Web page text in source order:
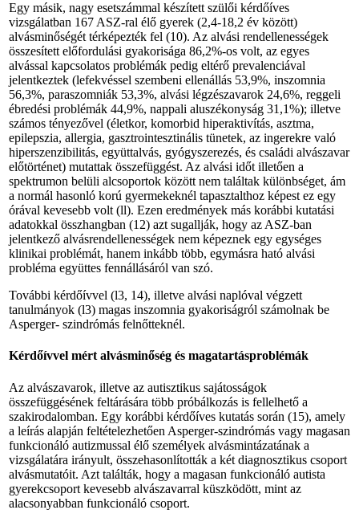
Egy másik, nagy esetszámmal készített szülői kérdőíves
vizsgálatban 167 ASZ-ral élő gyerek (2,4-18,2 év között)
alvásminőségét térképezték fel (10). Az alvási rendellenességek
összesített előfordulási gyakorisága 86,2%-os volt, az egyes
alvással kapcsolatos problémák pedig eltérő prevalenciával
jelentkeztek (lefekvéssel szembeni ellenállás 53,9%, inszomnia
56,3%, paraszomniák 53,3%, alvási légzészavarok 24,6%, reggeli
ébredési problémák 44,9%, nappali aluszékonyság 31,1%); illetve
számos tényezővel (életkor, komorbid hiperaktivítás, asztma,
epilepszia, allergia, gasztrointesztinális tünetek, az ingerekre való
hiperszenzibilitás, együttalvás, gyógyszerezés, és családi alvászavar
előtörténet) mutattak összefüggést. Az alvási időt illetően a
spektrumon belüli alcsoportok között nem találtak különbséget, ám
a normál hasonló korú gyermekeknél tapasztalthoz képest ez egy
órával kevesebb volt (ll). Ezen eredmények más korábbi kutatási
adatokkal összhangban (12) azt sugallják, hogy az ASZ-ban
jelentkező alvásrendellenességek nem képeznek egy egységes
klinikai problémát, hanem inkább több, egymásra ható alvási
probléma együttes fennállásáról van szó.
További kérdőívvel (l3, 14), illetve alvási naplóval végzett
tanulmányok (l3) magas inszomnia gyakoriságról számolnak be
Asperger- szindrómás felnőtteknél.
Kérdőívvel mért alvásminőség és magatartásproblémák
Az alvászavarok, illetve az autisztikus sajátosságok
összefüggésének feltárására több próbálkozás is fellelhető a
szakirodalomban. Egy korábbi kérdőíves kutatás során (15), amely
a leírás alapján feltételezhetően Asperger-szindrómás vagy magasan
funkcionáló autizmussal élő személyek alvásmintázatának a
vizsgálatára irányult, összehasonlították a két diagnosztikus csoport
alvásmutatóit. Azt találták, hogy a magasan funkcionáló autista
gyerekcsoport kevesebb alvászavarral küszködött, mint az
alacsonyabban funkcionáló csoport.